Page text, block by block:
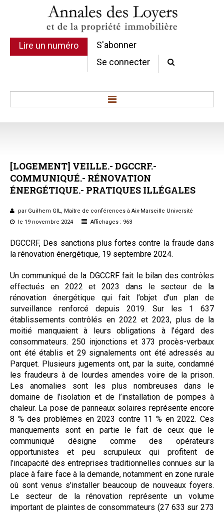
Lire un numéro
S'abonner
Se connecter
Sommaires
Chroniques
Etudes de texte
Réponses ministérielles
Conclusions et Rapports
Formez-vous !
[LOGEMENT] VEILLE.- DGCCRF.-
COMMUNIQUÉ.- RÉNOVATION
ÉNERGÉTIQUE.- PRATIQUES ILLÉGALES
par Guilhem GIL, Maître de conférences à Aix-Marseille Université
le 19 novembre 2024
Affichages : 963
DGCCRF, Des sanctions plus fortes contre la fraude dans
la rénovation énergétique, 19 septembre 2024.
Un communiqué de la DGCCRF fait le bilan des contrôles
effectués en 2022 et 2023 dans le secteur de la
rénovation énergétique qui fait l’objet d’un plan de
surveillance renforcé depuis 2019. Sur les 1 637
établissements contrôlés en 2022 et 2023, plus de la
moitié manquaient à leurs obligations à l’égard des
consommateurs. 250 injonctions et 373 procès-verbaux
ont été établis et 29 signalements ont été adressés au
Parquet. Plusieurs jugements ont, par la suite, condamné
les fraudeurs à de lourdes amendes voire de la prison.
Les anomalies sont les plus nombreuses dans le
domaine de l’isolation et de l’installation de pompes à
chaleur. La pose de panneaux solaires représente encore
8 % des problèmes en 2023 contre 11 % en 2022. Ces
manquements sont en partie le fait de ceux que le
communiqué désigne comme des opérateurs
opportunistes et peu scrupuleux qui profitent de
l’incapacité des entreprises traditionnelles connues sur la
place à faire face à la demande, notamment en zone rurale
où sont venus s’installer beaucoup de nouveaux foyers.
Le secteur de la rénovation représente un volume
important de plaintes de consommateurs (27 633 sur 273